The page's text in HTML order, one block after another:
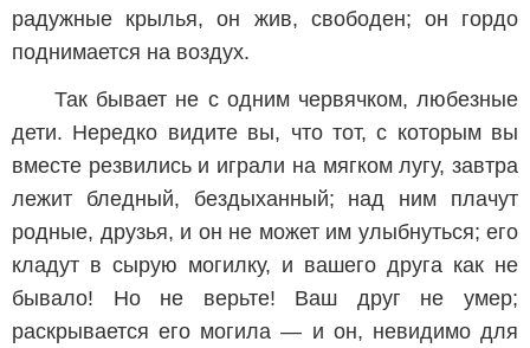
радужные крылья, он жив, свободен; он гордо
поднимается на воздух.
Так бывает не с одним червячком, любезные
дети. Нередко видите вы, что тот, с которым вы
вместе резвились и играли на мягком лугу, завтра
лежит бледный, бездыханный; над ним плачут
родные, друзья, и он не может им улыбнуться; его
кладут в сырую могилку, и вашего друга как не
бывало! Но не верьте! Ваш друг не умер;
раскрывается его могила — и он, невидимо для